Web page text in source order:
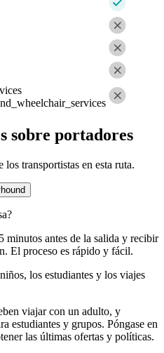
sobre portadores
transportistas en esta ruta.
minutos antes de la salida y recibir
El proceso es rápido y fácil.
los estudiantes y los viajes
viajar con un adulto, y
estudiantes y grupos. Póngase en
las últimas ofertas y políticas.